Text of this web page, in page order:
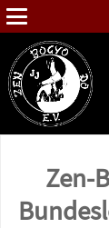
Zen-